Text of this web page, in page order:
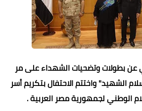
بطولات وتضحيات الشهداء على مر
الشهيد" واختتم الاحتفال بتكريم أسر
الوطني لجمهورية مصر العربية .